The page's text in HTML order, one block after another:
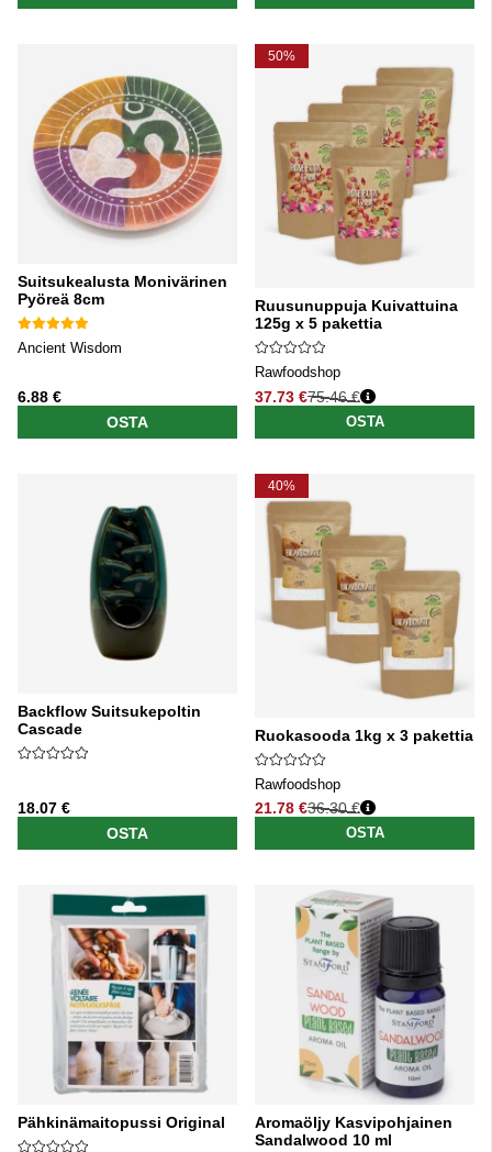
Suitsukealusta Monivärinen
Pyöreä 8cm
Ancient Wisdom
6.88 €
OSTA
50%
Ruusunuppuja Kuivattuina
125g x 5 pakettia
Rawfoodshop
37.73 €
Normaali hinta
75.46 €
OSTA
Backflow Suitsukepoltin
Cascade
18.07 €
OSTA
40%
Ruokasooda 1kg x 3 pakettia
Rawfoodshop
21.78 €
Normaali hinta
36.30 €
OSTA
Pähkinämaitopussi Original
Aromaöljy Kasvipohjainen
Sandalwood 10 ml